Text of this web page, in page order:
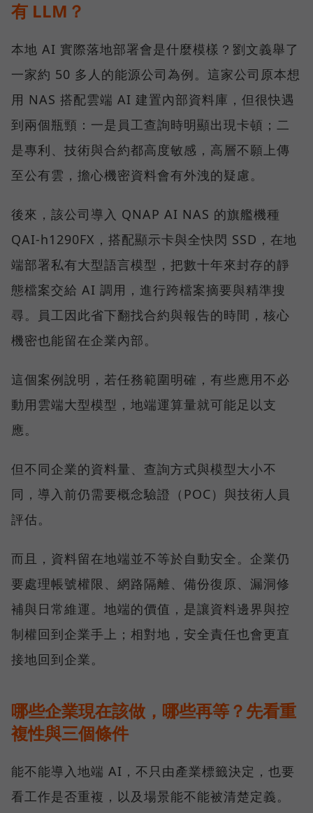
有 LLM？
本地 AI 實際落地部署會是什麼模樣？劉文義舉了
一家約 50 多人的能源公司為例。這家公司原本想
用 NAS 搭配雲端 AI 建置內部資料庫，但很快遇
到兩個瓶頸：一是員工查詢時明顯出現卡頓；二
是專利、技術與合約都高度敏感，高層不願上傳
至公有雲，擔心機密資料會有外洩的疑慮。
後來，該公司導入 QNAP AI NAS 的旗艦機種
QAI-h1290FX，搭配顯示卡與全快閃 SSD，在地
端部署私有大型語言模型，把數十年來封存的靜
態檔案交給 AI 調用，進行跨檔案摘要與精準搜
尋。員工因此省下翻找合約與報告的時間，核心
機密也能留在企業內部。
這個案例說明，若任務範圍明確，有些應用不必
動用雲端大型模型，地端運算量就可能足以支
應。
但不同企業的資料量、查詢方式與模型大小不
同，導入前仍需要概念驗證（POC）與技術人員
評估。
而且，資料留在地端並不等於自動安全。企業仍
要處理帳號權限、網路隔離、備份復原、漏洞修
補與日常維運。地端的價值，是讓資料邊界與控
制權回到企業手上；相對地，安全責任也會更直
接地回到企業。
哪些企業現在該做，哪些再等？先看重
複性與三個條件
能不能導入地端 AI，不只由產業標籤決定，也要
看工作是否重複，以及場景能不能被清楚定義。